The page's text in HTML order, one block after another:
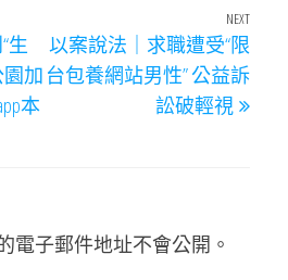
生
園加
本
Next
Post
NEXT
以案說法｜求職遭受“限
台包養網站男性” 公益訴
訟破輕視
電子郵件地址不會公開。